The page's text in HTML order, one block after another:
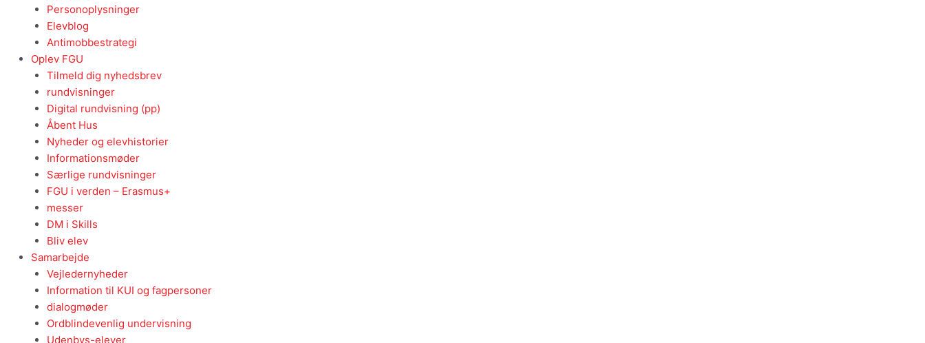
Personoplysninger
Elevblog
Antimobbestrategi
Oplev FGU
Tilmeld dig nyhedsbrev
rundvisninger
Digital rundvisning (pp)
Åbent Hus
Nyheder og elevhistorier
Informationsmøder
Særlige rundvisninger
FGU i verden – Erasmus+
messer
DM i Skills
Bliv elev
Samarbejde
Vejledernyheder
Information til KUI og fagpersoner
dialogmøder
Ordblindevenlig undervisning
Udenbys-elever